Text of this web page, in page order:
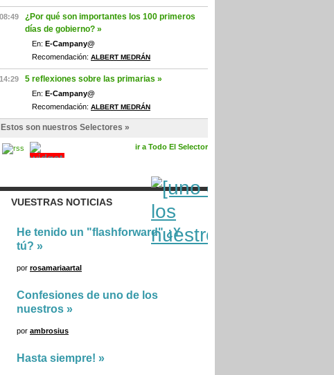
08:49
¿Por qué son importantes los 100 primeros
días de gobierno? »
En: E-Campany@
Recomendación: ALBERT MEDRÁN
14:29 5 reflexiones sobre las primarias »
En: E-Campany@
Recomendación: ALBERT MEDRÁN
Estos son nuestros Selectores »
ir a Todo El Selector
VUESTRAS NOTICIAS
He tenido un "flashforward" ¿Y
tú? »
por rosamariaartal
Confesiones de uno de los
nuestros »
por ambrosius
Hasta siempre! »